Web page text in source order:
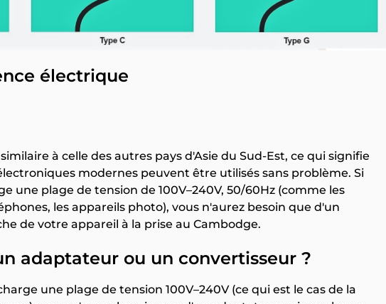
électrique
à celle des autres pays d'Asie du Sud-Est, ce qui signifie
modernes peuvent être utilisés sans problème. Si
une plage de tension de 100V–240V, 50/60Hz (comme les
les appareils photo), vous n'aurez besoin que d'un
de votre appareil à la prise au Cambodge.
adaptateur ou un convertisseur ?
une plage de tension 100V–240V (ce qui est le cas de la